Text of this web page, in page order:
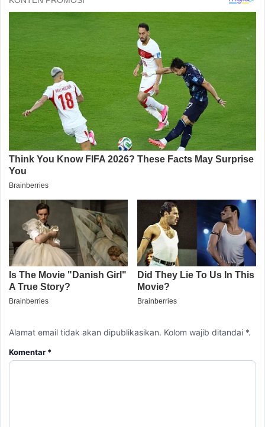
Alamat email tidak akan dipublikasikan. Kolom wajib ditandai *.
Komentar *